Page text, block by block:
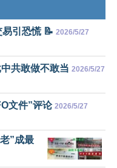
引恐慌 📝 2026/5/27
共敢做不敢当 2026/5/27
文件”评论 2026/5/27
”成最